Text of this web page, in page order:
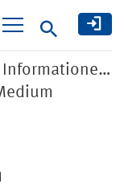
Suche
Informatione…